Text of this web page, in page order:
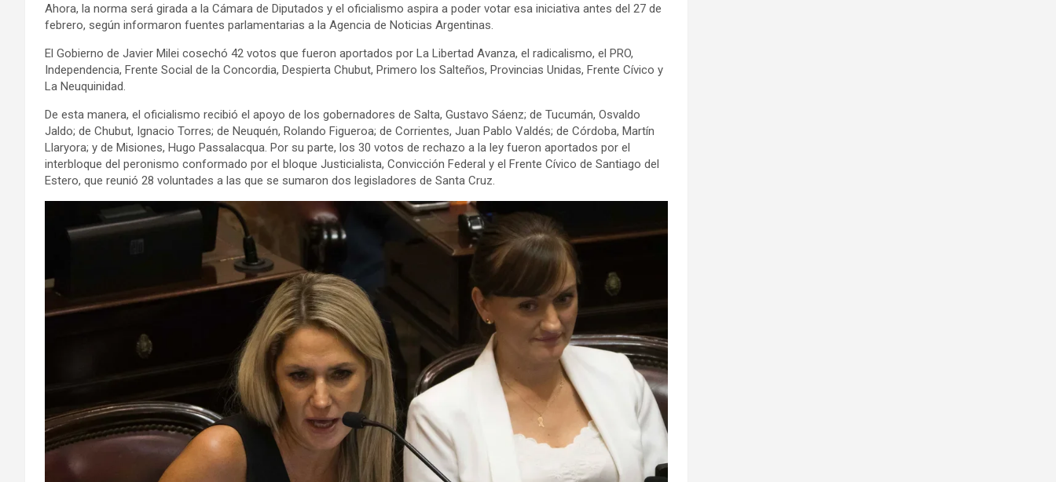
Ahora, la norma será girada a la Cámara de Diputados y el oficialismo aspira a poder votar esa iniciativa antes del 27 de
febrero, según informaron fuentes parlamentarias a la Agencia de Noticias Argentinas.
El Gobierno de Javier Milei cosechó 42 votos que fueron aportados por La Libertad Avanza, el radicalismo, el PRO,
Independencia, Frente Social de la Concordia, Despierta Chubut, Primero los Salteños, Provincias Unidas, Frente Cívico y
La Neuquinidad.
De esta manera, el oficialismo recibió el apoyo de los gobernadores de Salta, Gustavo Sáenz; de Tucumán, Osvaldo
Jaldo; de Chubut, Ignacio Torres; de Neuquén, Rolando Figueroa; de Corrientes, Juan Pablo Valdés; de Córdoba, Martín
Llaryora; y de Misiones, Hugo Passalacqua. Por su parte, los 30 votos de rechazo a la ley fueron aportados por el
interbloque del peronismo conformado por el bloque Justicialista, Convicción Federal y el Frente Cívico de Santiago del
Estero, que reunió 28 voluntades a las que se sumaron dos legisladores de Santa Cruz.